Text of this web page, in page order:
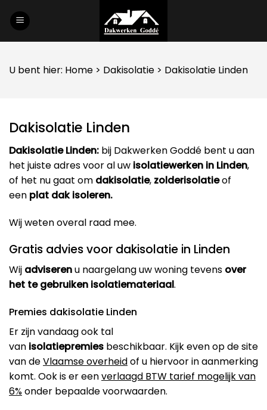
U bent hier: Home > Dakisolatie > Dakisolatie Linden
Dakisolatie Linden
Dakisolatie Linden: bij Dakwerken Goddé bent u aan
het juiste adres voor al uw isolatiewerken in Linden,
of het nu gaat om dakisolatie, zolderisolatieof
een plat dak isoleren.
Wij weten overal raad mee.
Gratis advies voor dakisolatie in Linden
Wij adviserenu naargelang uw woning tevens over
het te gebruiken isolatiemateriaal.
Premies dakisolatie Linden
Er zijn vandaag ook tal
van isolatiepremies beschikbaar. Kijk even op de site
van deVlaamse overheidof u hiervoor in aanmerking
komt. Ook is er eenverlaagd BTW tarief mogelijk van
6%onder bepaalde voorwaarden.